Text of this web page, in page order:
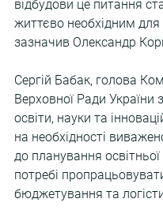
відбудови це питання
життєво необхідним для
зазначив Олександр
Сергій Бабак, голова
Верховної Ради України
освіти, науки та
на необхідності
до планування
потребі
бюджетування та